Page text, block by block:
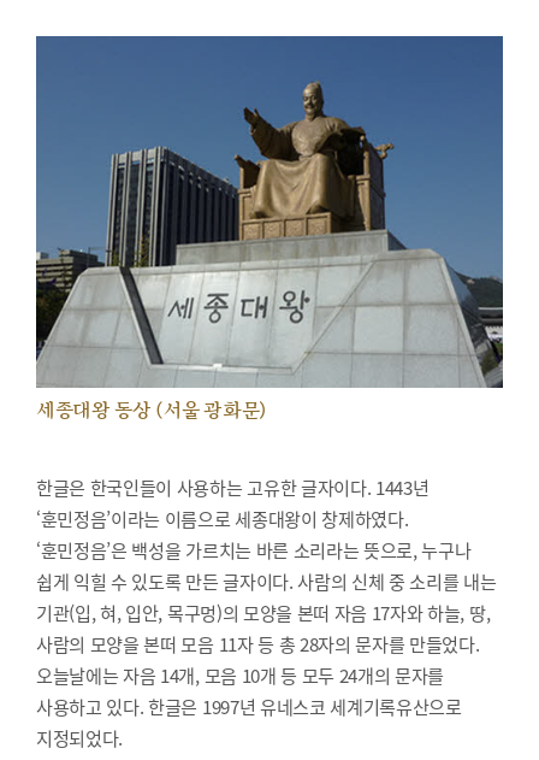
세종대왕 동상 (서울 광화문)
한글은 한국인들이 사용하는 고유한 글자이다. 1443년
‘훈민정음’이라는 이름으로 세종대왕이 창제하였다.
‘훈민정음’은 백성을 가르치는 바른 소리라는 뜻으로, 누구나
쉽게 익힐 수 있도록 만든 글자이다. 사람의 신체 중 소리를 내는
기관(입, 혀, 입안, 목구멍)의 모양을 본떠 자음 17자와 하늘, 땅,
사람의 모양을 본떠 모음 11자 등 총 28자의 문자를 만들었다.
오늘날에는 자음 14개, 모음 10개 등 모두 24개의 문자를
사용하고 있다. 한글은 1997년 유네스코 세계기록유산으로
지정되었다.